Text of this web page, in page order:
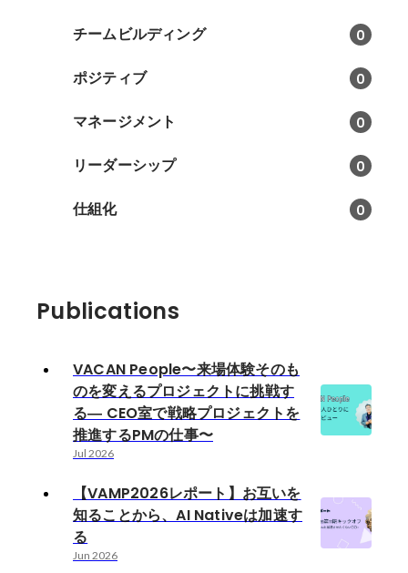
チームビルディング 0
ポジティブ 0
マネージメント 0
リーダーシップ 0
仕組化 0
Publications
VACAN People〜来場体験そのも
のを変えるプロジェクトに挑戦す
る― CEO室で戦略プロジェクトを
推進するPMの仕事〜
Jul 2026
【VAMP2026レポート】お互いを
知ることから、AI Nativeは加速す
る
Jun 2026